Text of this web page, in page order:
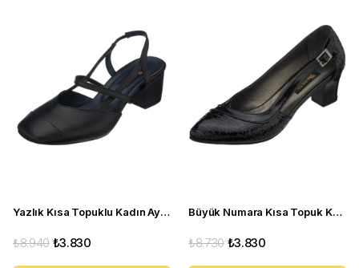
Yazlık Kısa Topuklu Kadın Ayakkabı LTF00141 Siyah
₺3.830
₺8.940
Büyük Numara Kısa Topuk Kadın Ayakkabı LTF00151 siyah
₺3.830
₺8.730